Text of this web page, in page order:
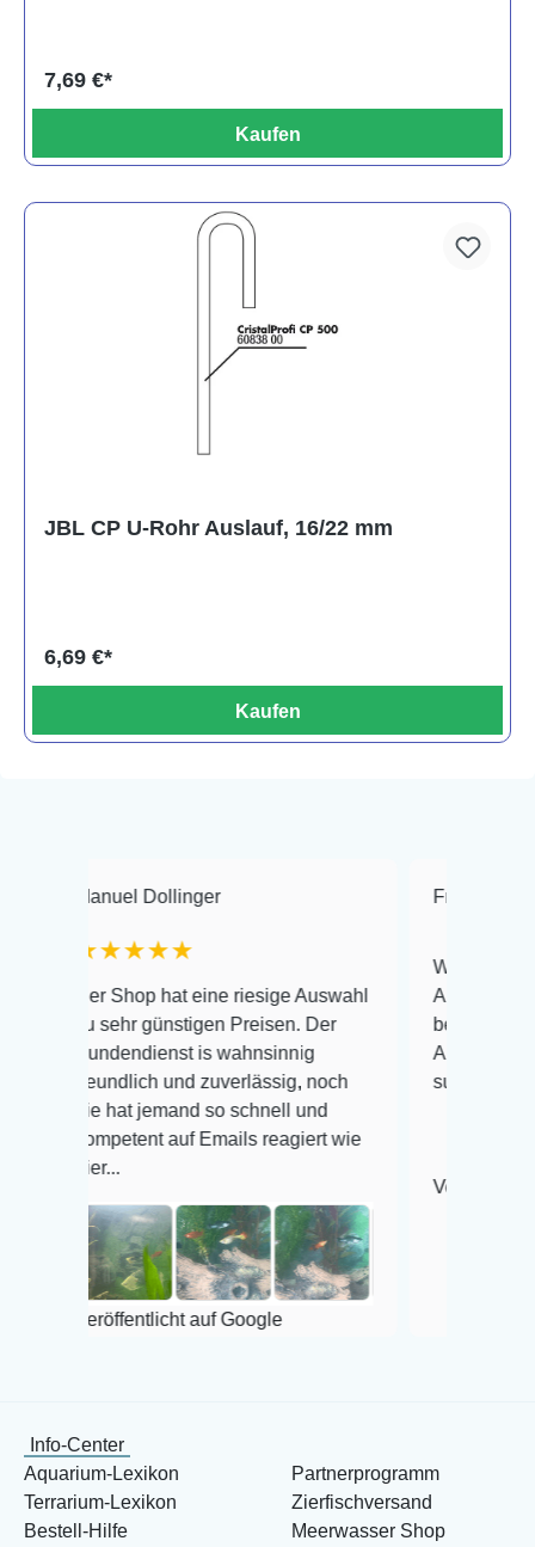
7,69 €*
Kaufen
JBL CP U-Rohr Auslauf, 16/22 mm
6,69 €*
Kaufen
Dollinger
Shop hat eine riesige Auswahl
sehr günstigen Preisen. Der
is wahnsinnig
und zuverlässig, noch
hat jemand so schnell und
auf Emails reagiert wie
auf Google
Frank Hackmayer
Warenanlieferung
Auswahl plus
befinden der Fische
Alles ist quick
super Zustand. Gerne
Veröffentlicht auf
Info-Center
Aquarium-Lexikon
Terrarium-Lexikon
Bestell-Hilfe
Partnerprogramm
Zierfischversand
Meerwasser Shop